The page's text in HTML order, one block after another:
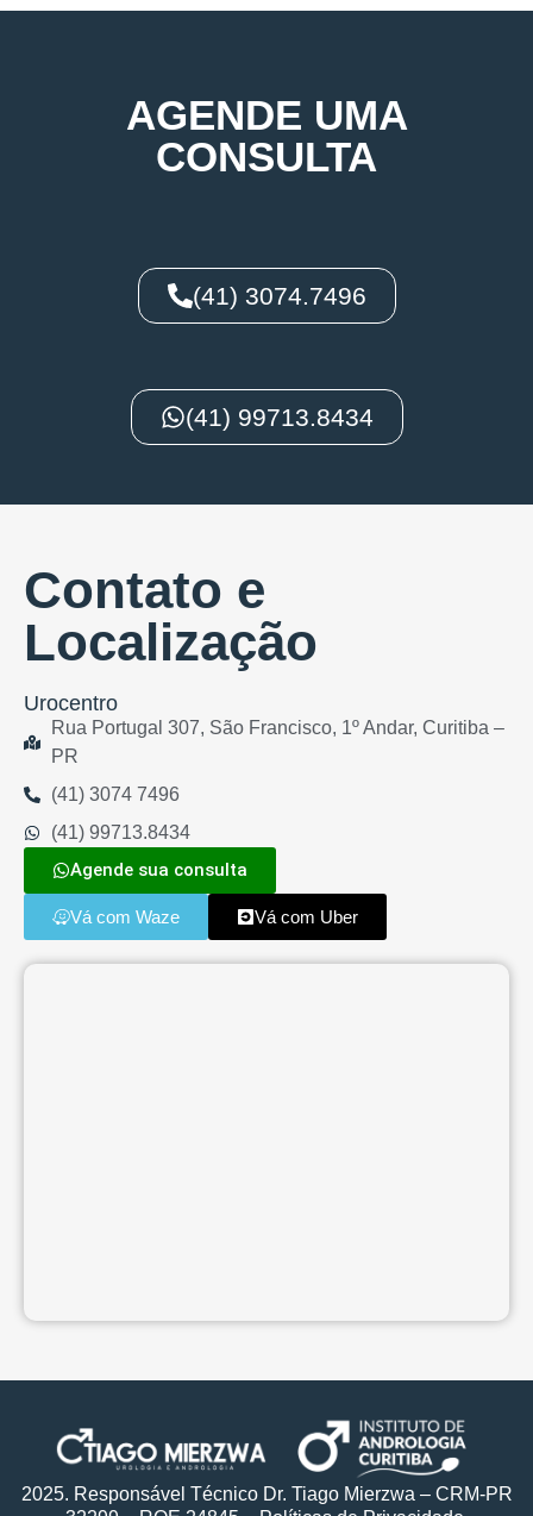
AGENDE UMA
CONSULTA
(41) 3074.7496
(41) 99713.8434
Contato e
Localização
Urocentro
Rua Portugal 307, São Francisco, 1º Andar, Curitiba –
PR
(41) 3074 7496
(41) 99713.8434
Agende sua consulta
Vá com Waze Vá com Uber
2025. Responsável Técnico Dr. Tiago Mierzwa – CRM-PR